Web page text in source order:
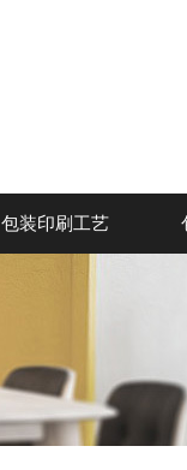
包装印刷工艺